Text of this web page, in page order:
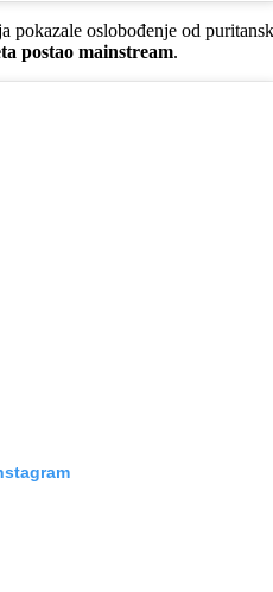
oslobođenje od
postao mainstream.